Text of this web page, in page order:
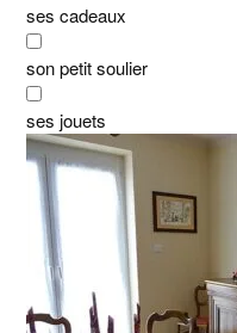
ses cadeaux
son petit soulier
ses jouets